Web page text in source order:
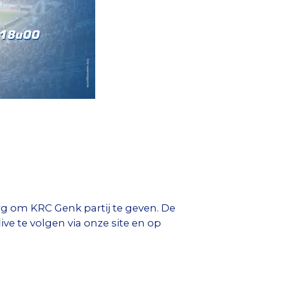
om KRC Genk partij te geven. De
te volgen via onze site en op